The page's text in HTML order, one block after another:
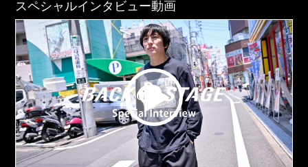
スペシャルインタビュー動画